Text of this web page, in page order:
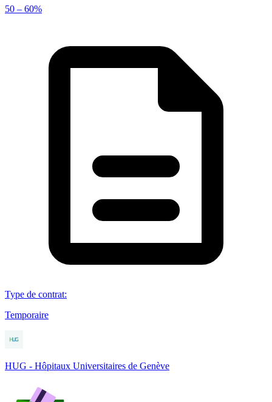
50 – 60%
Type de contrat:
Temporaire
HUG - Hôpitaux Universitaires de Genève